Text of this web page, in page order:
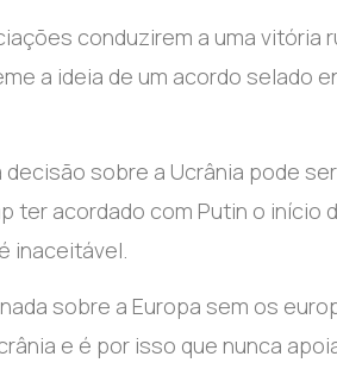
conduzirem a uma vitória
a ideia de um acordo selado
sobre a Ucrânia pode
ter acordado com Putin o início
inaceitável.
sobre a Europa sem os
e é por isso que nunca